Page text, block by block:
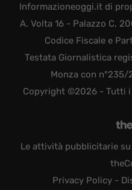
Informazioneoggi.it di
A. Volta 16 - Palazzo C,
Codice Fiscale e
Testata Giornalistica
Monza con
Copyright ©2026 - Tutti
Le attività pubblicitarie
Privacy Policy-